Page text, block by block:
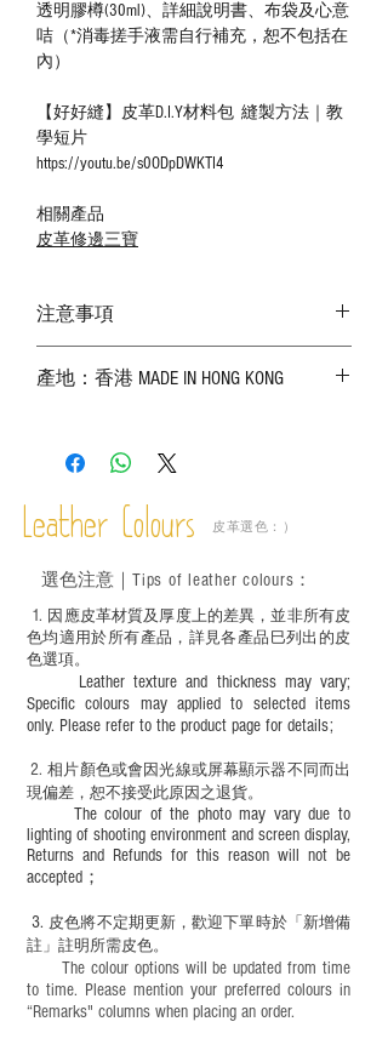
透明膠樽(30ml)、詳細說明書、布袋及心意
咭（*消毒搓手液需自行補充，恕不包括在
內）
【好好縫】皮革D.I.Y材料包 縫製方法｜教
學短片
https://youtu.be/s0ODpDWKTI4
相關產品
皮革修邊三寶
注意事項
實物為準；
－ 植鞣皮革容易受環境、使用程度等產生
成後定期在皮面塗上皮革專用清潔劑及貂
鼠油等；
適合六歲以下兒童使用；六至十二歲兒童
必須由成年人陪同下使用並應小心處理。
產地：香港 MADE IN HONG KONG
Leather Colours 皮革選色：）
1. ​ 因應皮革材質及厚度上的差異，並非所有皮
色均適用於所有產品，詳見各產品巳列出的皮
色選項。
Leather texture and thickness may vary;
Specific colours may applied to selected items
only. Please refer to the product page for details;
​2.相片顏色或會因光線或屏幕顯示器不同而出
現偏差，恕不接受此原因之退貨。
The colour of the photo may vary due to
lighting of shooting environment and screen display,
Returns and Refunds for this reason will not be
accepted；
3. 皮色將不定期更新，歡迎下單時於「新增備
註」註明 所需皮色。
The colour options will be updated from time
to time. Please mention your preferred colours in
“Remarks" columns when placing an order.
選色注意｜ Tips of leather colours ：